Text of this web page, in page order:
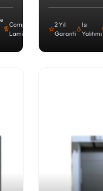
Compact
Lamine
2 Yıl
Garanti
Isı
Yalıtımı